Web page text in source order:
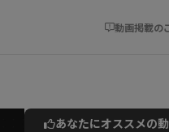
動画掲載の
あなたにオススメの